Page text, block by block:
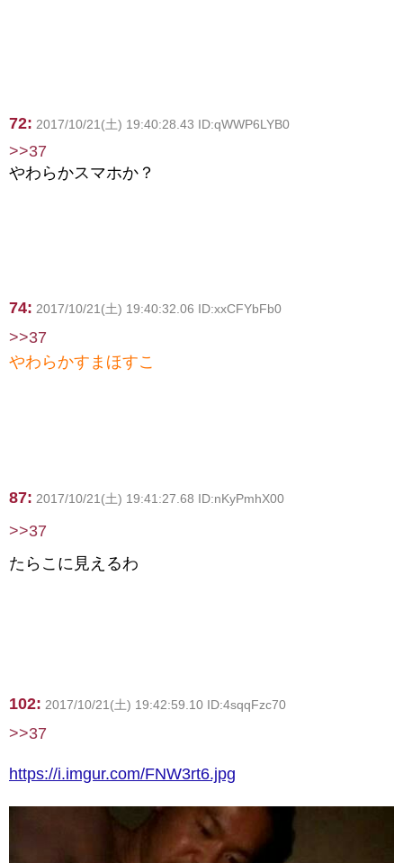
72: 2017/10/21(土) 19:40:28.43 ID:qWWP6LYB0
>>37
やわらかスマホか？
74: 2017/10/21(土) 19:40:32.06 ID:xxCFYbFb0
>>37
やわらかすまほすこ
87: 2017/10/21(土) 19:41:27.68 ID:nKyPmhX00
>>37
たらこに見えるわ
102: 2017/10/21(土) 19:42:59.10 ID:4sqqFzc70
>>37
https://i.imgur.com/FNW3rt6.jpg